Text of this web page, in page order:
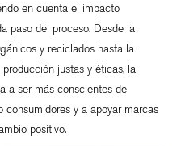
en cuenta el impacto
paso del proceso. Desde la
y reciclados hasta la
justas y éticas, la
a ser más conscientes de
consumidores y a apoyar marcas
positivo.